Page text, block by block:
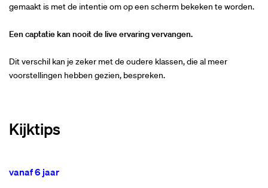
gemaakt is met de intentie om op een scherm bekeken te worden.
Een captatie kan nooit de live ervaring vervangen.
Dit verschil kan je zeker met de oudere klassen, die al meer
voorstellingen hebben gezien, bespreken.
Kijktips
vanaf 6 jaar